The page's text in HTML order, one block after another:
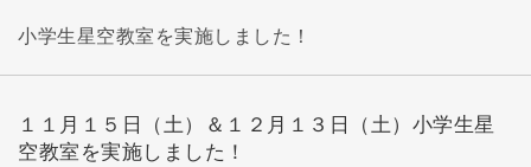
小学生星空教室を実施しました！
１１月１５日（土）＆１２月１３日（土）小学生星
空教室を実施しました！